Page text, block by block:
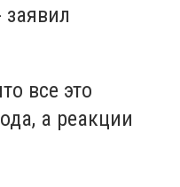
заявил
все это
а реакции